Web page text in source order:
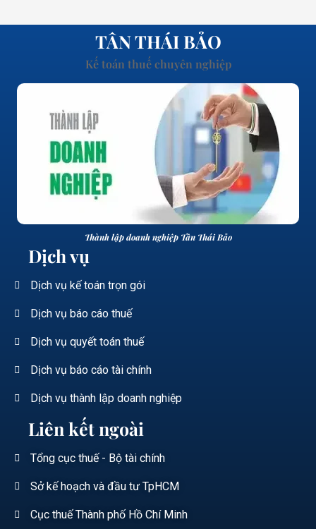
TÂN THÁI BẢO
Kế toán thuế chuyên nghiệp
Thành lập doanh nghiệp Tân Thái Bảo
Dịch vụ
Dịch vụ kế toán trọn gói
Dịch vụ báo cáo thuế
Dịch vụ quyết toán thuế
Dịch vụ báo cáo tài chính
Dịch vụ thành lập doanh nghiệp
Liên kết ngoài
Tổng cục thuế - Bộ tài chính
Sở kế hoạch và đầu tư TpHCM
Cục thuế Thành phố Hồ Chí Minh